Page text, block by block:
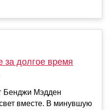
за долгое время
Бенджи Мэдден
вместе. В минувшую